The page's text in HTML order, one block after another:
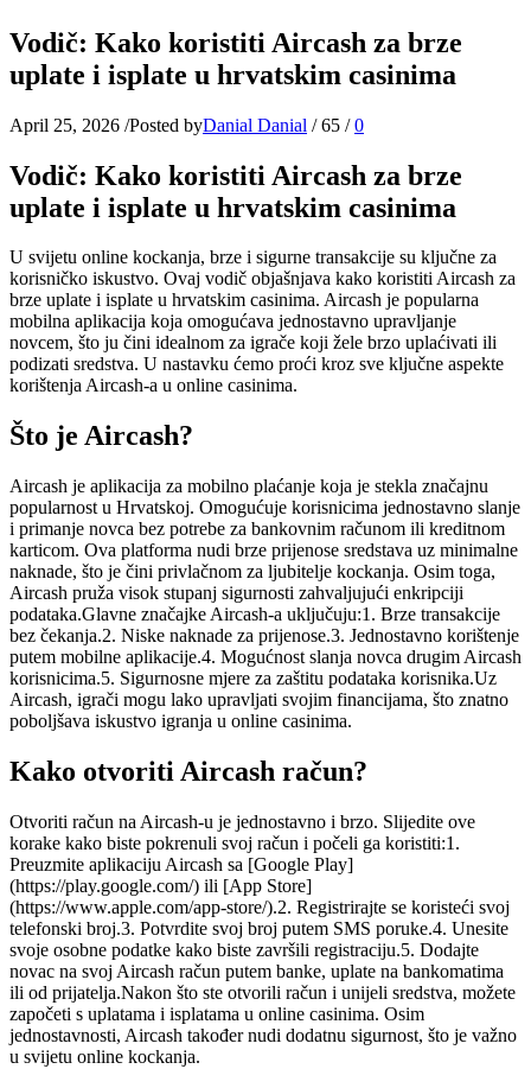
Vodič: Kako koristiti Aircash za brze
uplate i isplate u hrvatskim casinima
April 25, 2026 /Posted byDanial Danial / 65 / 0
Vodič: Kako koristiti Aircash za brze
uplate i isplate u hrvatskim casinima
U svijetu online kockanja, brze i sigurne transakcije su ključne za
korisničko iskustvo. Ovaj vodič objašnjava kako koristiti Aircash za
brze uplate i isplate u hrvatskim casinima. Aircash je popularna
mobilna aplikacija koja omogućava jednostavno upravljanje
novcem, što ju čini idealnom za igrače koji žele brzo uplaćivati ili
podizati sredstva. U nastavku ćemo proći kroz sve ključne aspekte
korištenja Aircash-a u online casinima.
Što je Aircash?
Aircash je aplikacija za mobilno plaćanje koja je stekla značajnu
popularnost u Hrvatskoj. Omogućuje korisnicima jednostavno slanje
i primanje novca bez potrebe za bankovnim računom ili kreditnom
karticom. Ova platforma nudi brze prijenose sredstava uz minimalne
naknade, što je čini privlačnom za ljubitelje kockanja. Osim toga,
Aircash pruža visok stupanj sigurnosti zahvaljujući enkripciji
podataka.Glavne značajke Aircash-a uključuju:1. Brze transakcije
bez čekanja.2. Niske naknade za prijenose.3. Jednostavno korištenje
putem mobilne aplikacije.4. Mogućnost slanja novca drugim Aircash
korisnicima.5. Sigurnosne mjere za zaštitu podataka korisnika.Uz
Aircash, igrači mogu lako upravljati svojim financijama, što znatno
poboljšava iskustvo igranja u online casinima.
Kako otvoriti Aircash račun?
Otvoriti račun na Aircash-u je jednostavno i brzo. Slijedite ove
korake kako biste pokrenuli svoj račun i počeli ga koristiti:1.
Preuzmite aplikaciju Aircash sa [Google Play]
(https://play.google.com/) ili [App Store]
(https://www.apple.com/app-store/).2. Registrirajte se koristeći svoj
telefonski broj.3. Potvrdite svoj broj putem SMS poruke.4. Unesite
svoje osobne podatke kako biste završili registraciju.5. Dodajte
novac na svoj Aircash račun putem banke, uplate na bankomatima
ili od prijatelja.Nakon što ste otvorili račun i unijeli sredstva, možete
započeti s uplatama i isplatama u online casinima. Osim
jednostavnosti, Aircash također nudi dodatnu sigurnost, što je važno
u svijetu online kockanja.